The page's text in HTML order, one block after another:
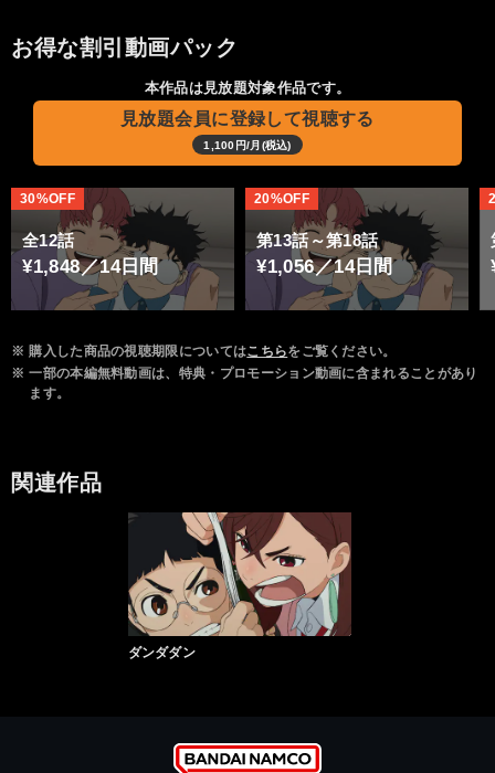
お得な割引動画パック
本作品は見放題対象作品です。
見放題会員に登録して視聴する
1,100円/月(税込)
全12話
¥1,848／14日間
30%OFF
第13話～第18話
¥1,056／14日間
20%OFF
※ 購入した商品の視聴期限についてはこちらをご覧ください。
※ 一部の本編無料動画は、特典・プロモーション動画に含まれることがあり
ます。
関連作品
ダンダダン